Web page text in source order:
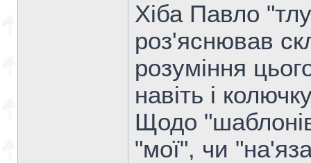
Хіба Павло
роз'яснював
розуміння
навіть і
Щодо
"мої", чи